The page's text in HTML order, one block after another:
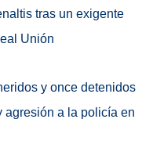
tras un exigente
Unión
y once detenidos
agresión a la policía en